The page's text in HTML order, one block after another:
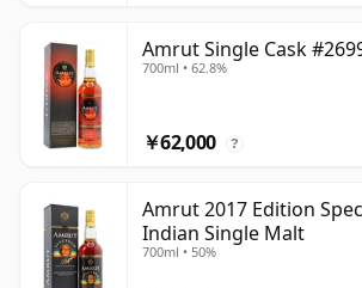
Amrut Single Cask
700ml • 62.8%
￥62,000 ?
Amrut 2017 Edition
Indian Single Malt
700ml • 50%